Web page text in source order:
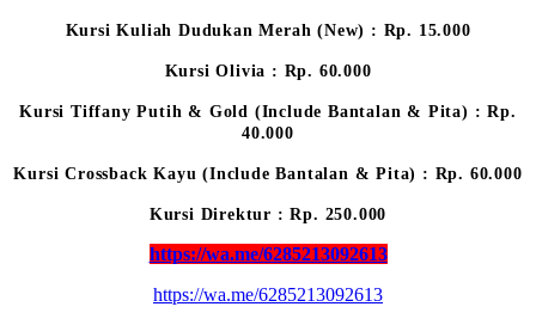
Kursi Kuliah Dudukan Merah (New) : Rp. 15.000
Kursi Olivia : Rp. 60.000
Kursi Tiffany Putih & Gold (Include Bantalan & Pita) : Rp.
40.000
Kursi Crossback Kayu (Include Bantalan & Pita) : Rp. 60.000
Kursi Direktur : Rp. 250.000
https://wa.me/6285213092613
https://wa.me/6285213092613